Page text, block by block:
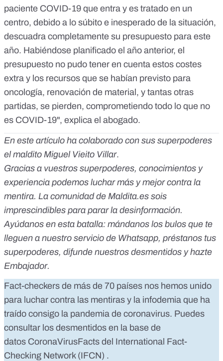
paciente COVID-19 que entra y es tratado en un
centro, debido a lo súbito e inesperado de la situación,
descuadra completamente su presupuesto para este
año. Habiéndose planificado el año anterior, el
presupuesto no pudo tener en cuenta estos costes
extra y los recursos que se habían previsto para
oncología, renovación de material, y tantas otras
partidas, se pierden, comprometiendo todo lo que no
es COVID-19", explica el abogado.
En este artículo ha colaborado con sus superpoderes
el maldito Miguel Vieito Villar.
Gracias a vuestros superpoderes, conocimientos y
experiencia podemos luchar más y mejor contra la
mentira. La comunidad de Maldita.es sois
imprescindibles para parar la desinformación.
Ayúdanos en esta batalla: mándanos los bulos que te
lleguen a nuestro servicio de Whatsapp, préstanos tus
superpoderes, difunde nuestros desmentidos yhazte
Embajador.
Fact-checkers de más de 70 países nos hemos unido
para luchar contra las mentiras y la infodemia que ha
traído consigo la pandemia de coronavirus. Puedes
consultar los desmentidos en la base de
datos CoronaVirusFacts del International Fact-
Checking Network (IFCN) .